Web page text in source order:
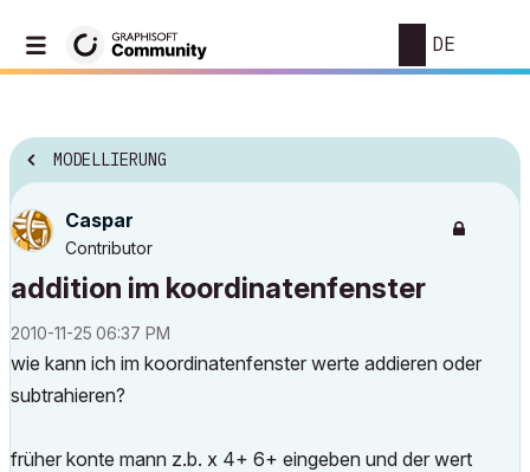
DE
MODELLIERUNG
Caspar
Contributor
addition im koordinatenfenster
‎2010-11-25 06:37 PM
wie kann ich im koordinatenfenster werte addieren oder
subtrahieren?
früher konte mann z.b. x 4+ 6+ eingeben und der wert